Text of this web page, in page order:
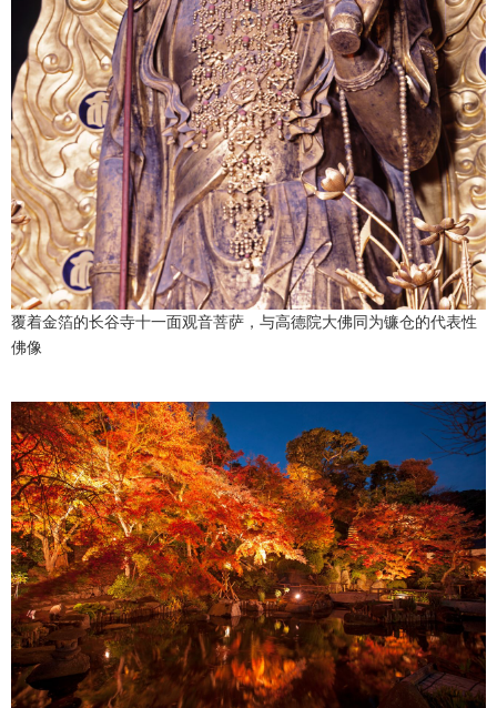
覆着金箔的长谷寺十一面观音菩萨，与高德院大佛同为镰仓的代表性
佛像